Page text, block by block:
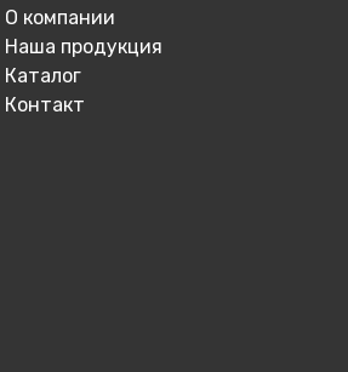
О компании
Наша продукция
Каталог
Контакт